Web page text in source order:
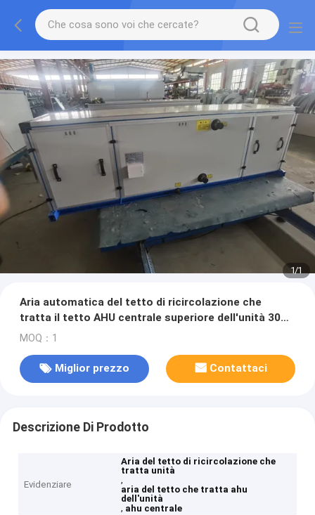
1/1
Aria automatica del tetto di ricircolazione che
tratta il tetto AHU centrale superiore dell'unità 30
tonnellate
MOQ：1
Miglior prezzo Contattaci
Descrizione Di Prodotto
Evidenziare
Aria del tetto di ricircolazione che
tratta unità
,
aria del tetto che tratta ahu
dell'unità
, ahu centrale